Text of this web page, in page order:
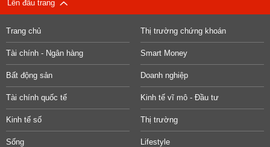
Lên đầu trang
Trang chủ Thị trường chứng khoán
Tài chính - Ngân hàng Smart Money
Bất động sản Doanh nghiệp
Tài chính quốc tế Kinh tế vĩ mô - Đầu tư
Kinh tế số Thị trường
Sống Lifestyle